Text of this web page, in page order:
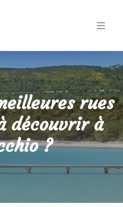
rues
découvrir à
?